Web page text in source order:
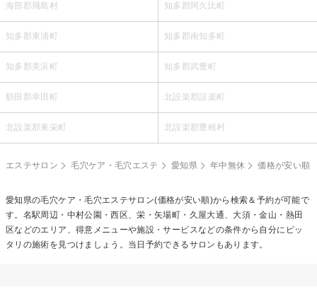
海部郡飛島村 知多郡阿久比町
知多郡東浦町 知多郡南知多町
知多郡美浜町 知多郡武豊町
額田郡幸田町 北設楽郡設楽町
北設楽郡東栄町 北設楽郡豊根村
エステサロン 毛穴ケア・毛穴エステ 愛知県 年中無休 価格が安い順
愛知県の毛穴ケア・毛穴エステサロン(価格が安い順)から検索＆予約が可能で
す。名駅周辺・中村公園・西区、栄・矢場町・久屋大通、大須・金山・熱田
区などのエリア、得意メニューや施設・サービスなどの条件から自分にピッ
タリの施術を見つけましょう。当日予約できるサロンもあります。